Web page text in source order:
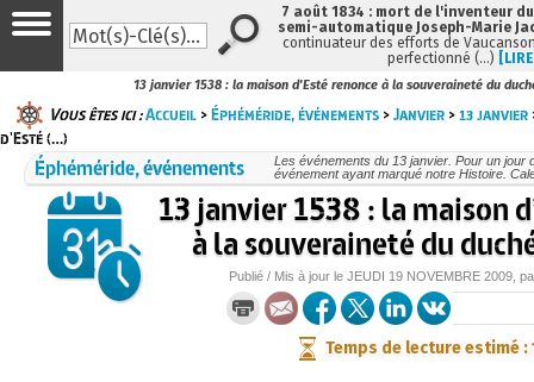
13 janvier 1538 : la maison d'Esté renonce à la souveraineté du
Vous êtes ici :Accueil >Éphéméride, événements >Janvier >13 janvier
d'Esté (…)
Éphéméride, événements
Les événements du 13 janvier. Pour un jour
événement ayant marqué notre Histoire.
13 janvier 1538 : la maison
à la souveraineté du
Publié / Mis à jour le JEUDI 19 NOVEMBRE 2009,
Temps de lecture estimé :
7 août 1834 : mort de l'inventeur
semi-automatique Joseph-Marie
continuateur des efforts de
perfectionné (…)